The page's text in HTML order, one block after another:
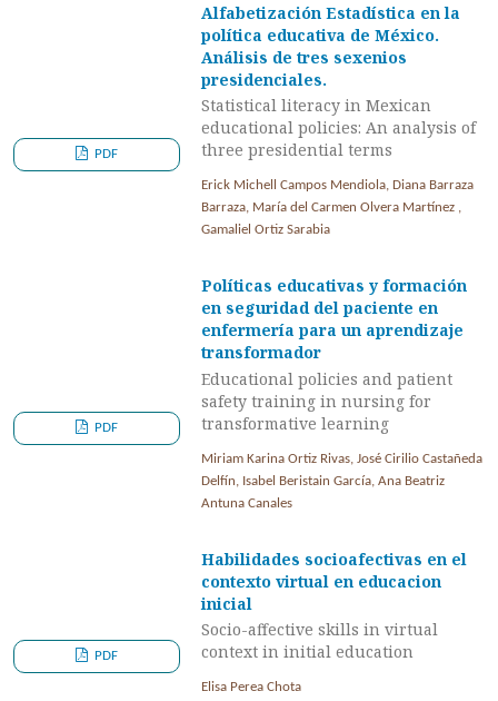
Alfabetización Estadística en la
política educativa de México.
Análisis de tres sexenios
presidenciales.
Statistical literacy in Mexican
educational policies: An analysis of
three presidential terms
Erick Michell Campos Mendiola, Diana Barraza
Barraza, María del Carmen Olvera Martínez ,
Gamaliel Ortiz Sarabia
PDF
Políticas educativas y formación
en seguridad del paciente en
enfermería para un aprendizaje
transformador
Educational policies and patient
safety training in nursing for
transformative learning
Miriam Karina Ortiz Rivas, José Cirilio Castañeda
Delfín, Isabel Beristain García, Ana Beatriz
Antuna Canales
PDF
Habilidades socioafectivas en el
contexto virtual en educacion
inicial
Socio-affective skills in virtual
context in initial education
Elisa Perea Chota
PDF